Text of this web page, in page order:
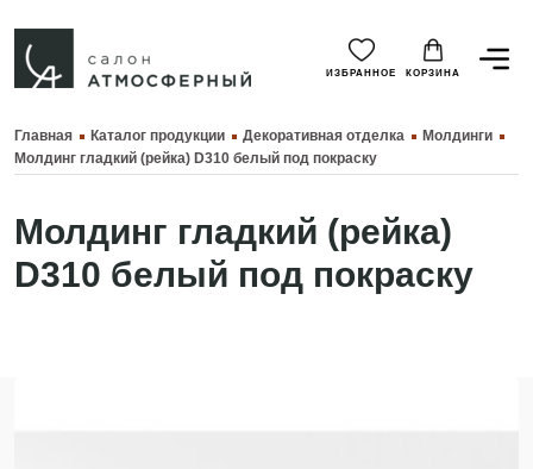
ИЗБРАННОЕ КОРЗИНА
Главная Каталог продукции Декоративная отделка
Молдинги
Молдинг гладкий (рейка) D310 белый под покраску
Молдинг гладкий (рейка)
D310 белый под покраску